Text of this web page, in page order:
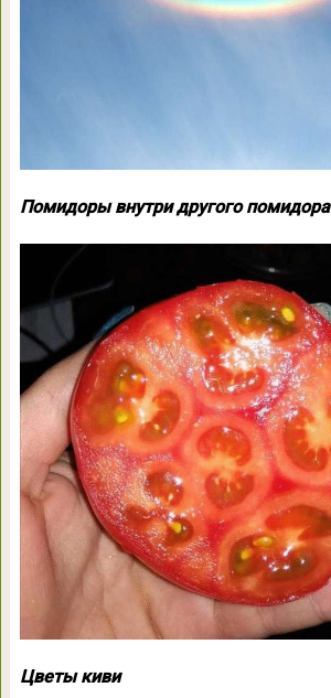
Помидоры внутри другого помидора
Цветы киви